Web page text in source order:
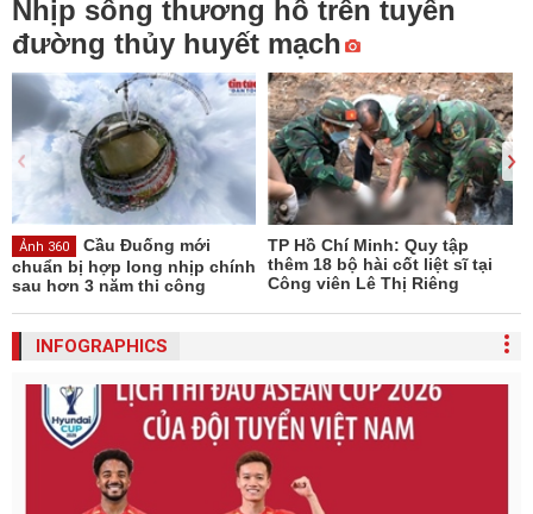
Nhịp sống thương hồ trên tuyến
đường thủy huyết mạch
Ảnh 360
Cầu Đuống mới
chuẩn bị hợp long nhịp chính
sau hơn 3 năm thi công
TP Hồ Chí Minh: Quy tập
thêm 18 bộ hài cốt liệt sĩ tại
Công viên Lê Thị Riêng
INFOGRAPHICS